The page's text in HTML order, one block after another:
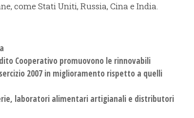
come Stati Uniti, Russia, Cina e India.
Cooperativo promuovono le rinnovabili
2007 in miglioramento rispetto a quelli
laboratori alimentari artigianali e distributori